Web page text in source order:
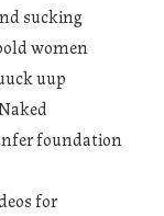
sucking
women
uup
foundation
for